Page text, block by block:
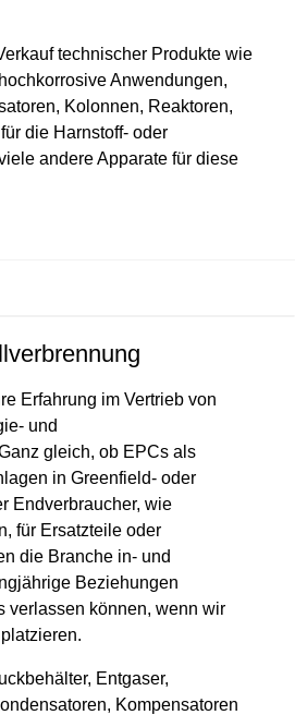
technischer Produkte wie
Anwendungen,
Kolonnen, Reaktoren,
die Harnstoff- oder
andere Apparate für diese
Erfahrung im Vertrieb von
und
gleich, ob EPCs als
in Greenfield- oder
Endverbraucher, wie
für Ersatzteile oder
die Branche in- und
Beziehungen
verlassen können, wenn wir
Entgaser,
Kompensatoren